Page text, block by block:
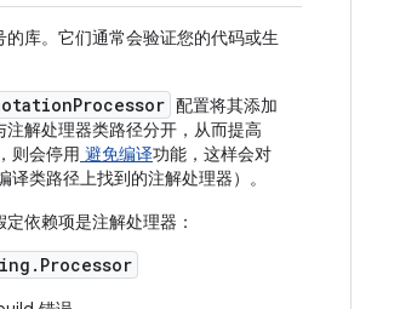
库。它们通常会验证您的代码或生
配置将其添加
解处理器类路径分开，从而提高
则会停用 避免编译功能，这样会对
类路径上找到的注解处理器）。
依赖项是注解处理器：